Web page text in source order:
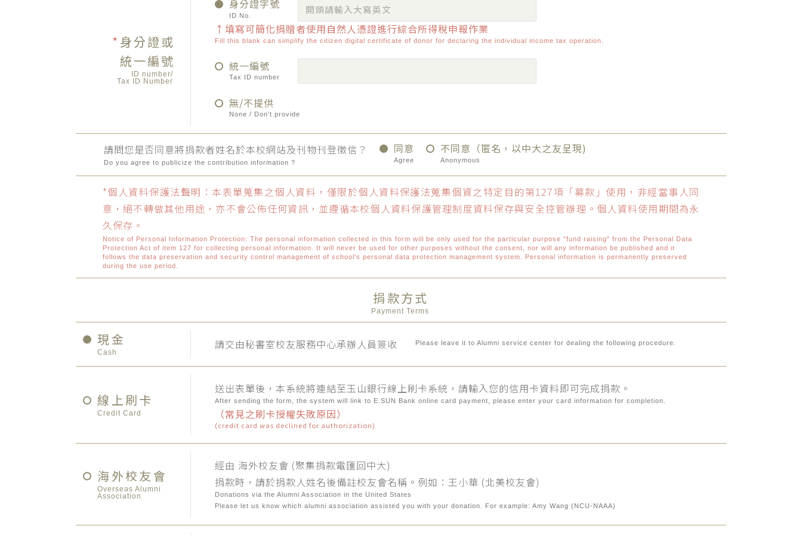
* 身分證或
統一編號
ID number/
Tax ID Number
身分證字號
ID No.
↑填寫可簡化捐贈者使用自然人憑證進行綜合所得稅申報作業
Fill this blank can simplify the citizen digital certificate of donor for declaring the individual income tax operation.
統一編號
Tax ID number
無/不提供
None / Don't provide
請問您是否同意將捐款者姓名於本校網站及刊物刊登徵信？
Do you agree to publicize the contribution information ?
同意
Agree
不同意（匿名，以中大之友呈現)
Anonymous
*個人資料保護法聲明：本表單蒐集之個人資料，僅限於個人資料保護法蒐集個資之特定目的第127項「募款」使用，非經當事人同
意，絕不轉做其他用途，亦不會公佈任何資訊，並遵循本校個人資料保護管理制度資料保存與安全控管辦理。個人資料使用期間為永
久保存。
Notice of Personal Information Protection: The personal information collected in this form will be only used for the particular purpose "fund raising" from the Personal Data
Protection Act of item 127 for collecting personal information. It will never be used for other purposes without the consent, nor will any information be published and it
follows the data preservation and security control management of school's personal data protection management system. Personal information is permanently preserved
during the use period.
捐款方式
Payment Terms
現金
Cash
請交由秘書室校友服務中心承辦人員簽收 Please leave it to Alumni service center for dealing the following procedure.
線上刷卡
Credit Card
送出表單後，本系統將連結至玉山銀行線上刷卡系統，請輸入您的信用卡資料即可完成捐款。
After sending the form, the system will link to E.SUN Bank online card payment, please enter your card information for completion.
（常見之刷卡授權失敗原因）
(credit card was declined for authorization)
海外校友會
Overseas Alumni
Association
經由 海外校友會 (聚集捐款電匯回中大)
捐款時，請於捐款人姓名後備註校友會名稱。例如：王小華 (北美校友會)
Donations via the Alumni Association in the United States
Please let us know which alumni association assisted you with your donation. For example: Amy Wang (NCU-NAAA)